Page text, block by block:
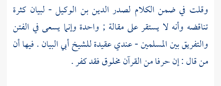
وقلت في ضمن الكلام لصدر الدين بن الوكيل- لبيان كثرة
تناقضه وأنه لا يستقر على مقالة ; واحدة وإنما يسعى في الفتن
والتفريق بين المسلمين - عندي عقيدةللشيخ أبي البيان. فيها أن
من قال : إن حرفا من القرآن مخلوق فقد كفر .